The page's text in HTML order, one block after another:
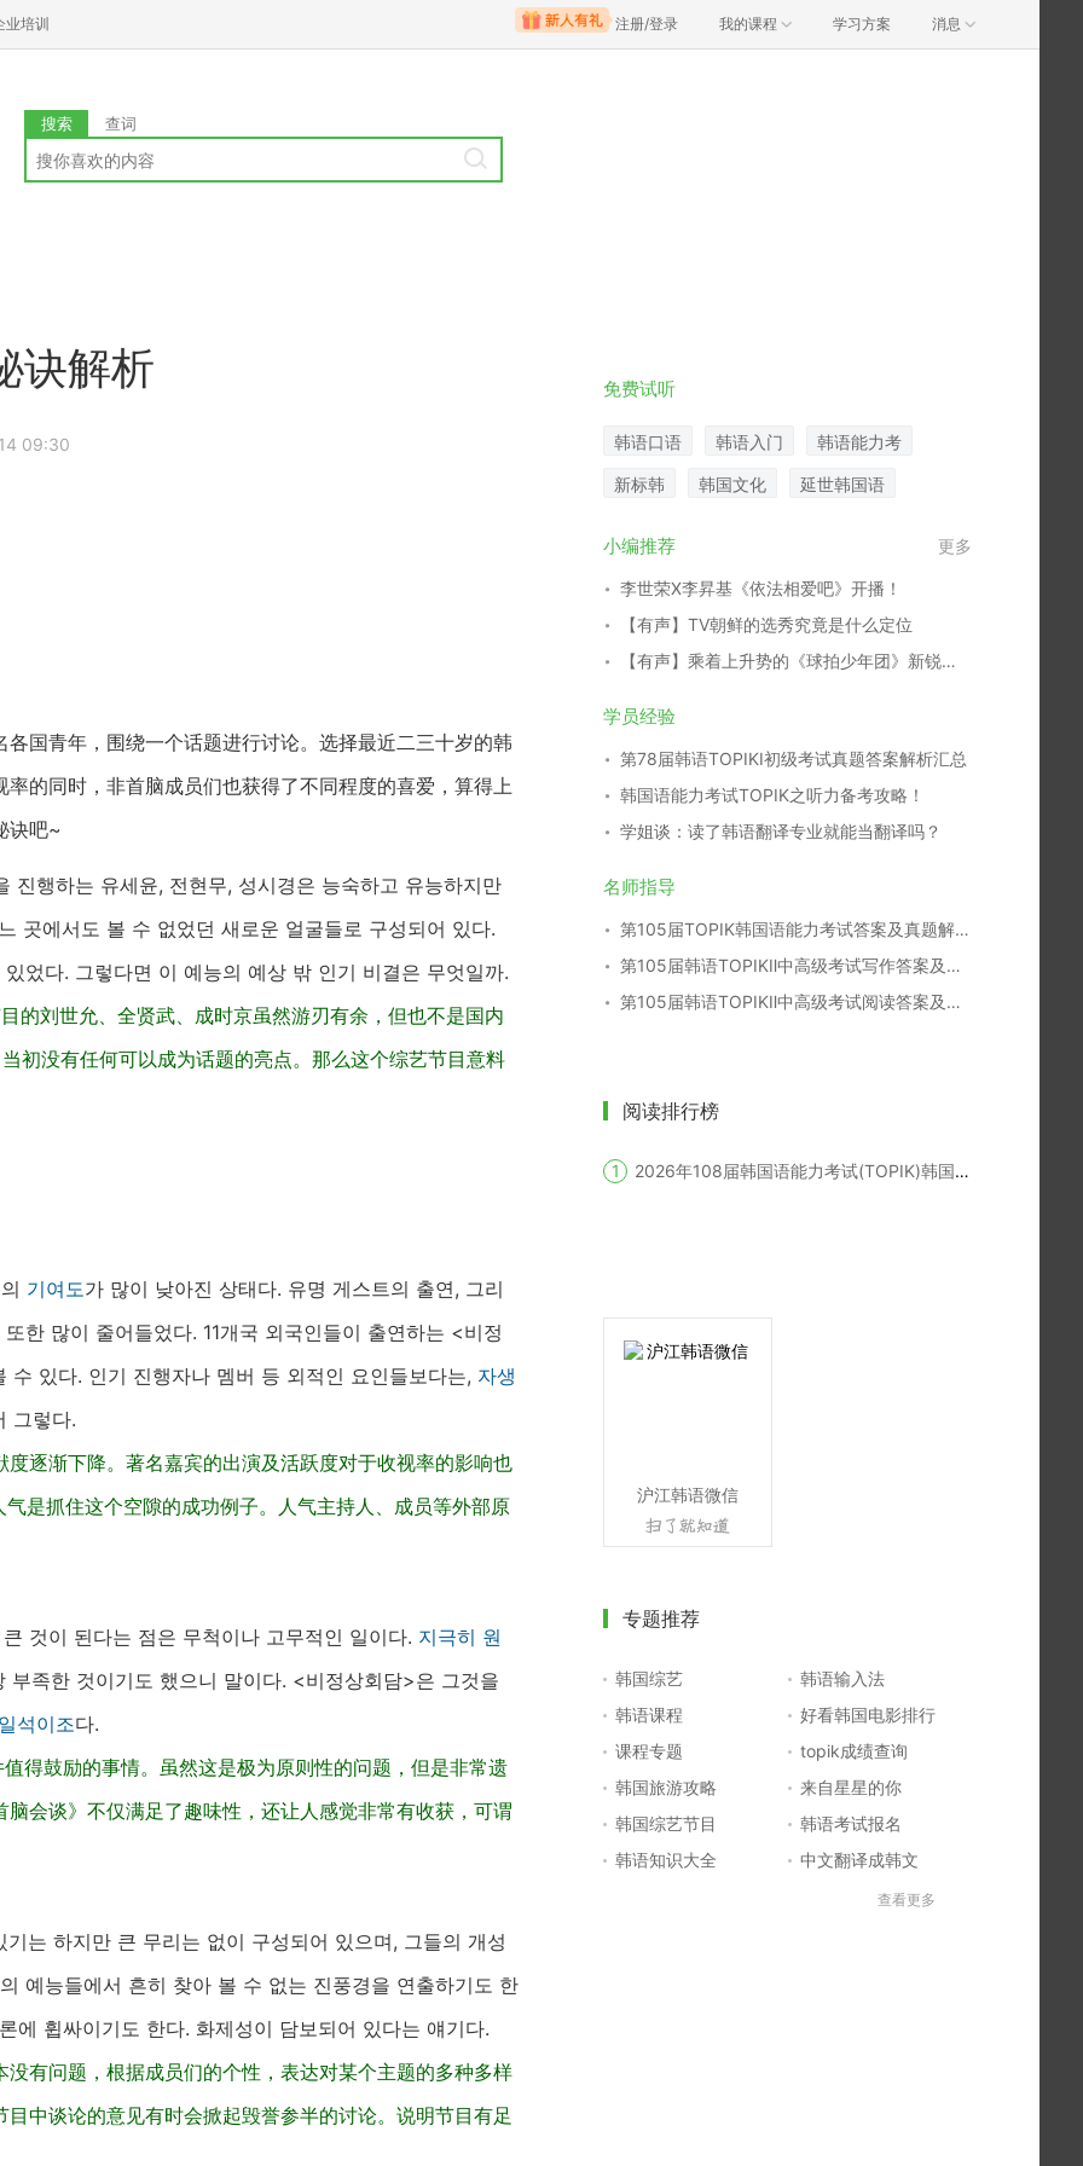
业培训 注册/登录 我的课程 学习方案 消息
搜索 查词
诀解析
09:30
国青年，围绕一个话题进行讨论。选择最近二三十岁的韩
的同时，非首脑成员们也获得了不同程度的喜爱，算得上
诀吧~
행하는 유세윤, 전현무, 성시경은 능숙하고 유능하지만
곳에서도 볼 수 없었던 새로운 얼굴들로 구성되어 있다.
었다. 그렇다면 이 예능의 예상 밖 인기 비결은 무엇일까.
的刘世允、全贤武、成时京虽然游刃有余，但也不是国内
初没有任何可以成为话题的亮点。那么这个综艺节目意料
기여도가 많이 낮아진 상태다. 유명 게스트의 출연, 그리
한 많이 줄어들었다. 11개국 외국인들이 출연하는 <비정
수 있다. 인기 진행자나 멤버 등 외적인 요인들보다는, 자생
그렇다.
逐渐下降。著名嘉宾的出演及活跃度对于收视率的影响也
是抓住这个空隙的成功例子。人气主持人、成员等外部原
것이 된다는 점은 무척이나 고무적인 일이다. 지극히 원
족한 것이기도 했으니 말이다. <비정상회담>은 그것을
석이조다.
得鼓励的事情。虽然这是极为原则性的问题，但是非常遗
会谈》不仅满足了趣味性，还让人感觉非常有收获，可谓
는 하지만 큰 무리는 없이 구성되어 있으며, 그들의 개성
예능들에서 흔히 찾아 볼 수 없는 진풍경을 연출하기도 한
에 휩싸이기도 한다. 화제성이 담보되어 있다는 얘기다.
有问题，根据成员们的个性，表达对某个主题的多种多样
中谈论的意见有时会掀起毁誉参半的讨论。说明节目有足
免费试听
韩语口语 韩语入门 韩语能力考
新标韩 韩国文化 延世韩国语
小编推荐 更多
李世荣X李昇基《依法相爱吧》开播！
【有声】TV朝鲜的选秀究竟是什么定位
【有声】乘着上升势的《球拍少年团》新锐演员们
学员经验
第78届韩语TOPIKⅠ初级考试真题答案解析汇总
韩国语能力考试TOPIK之听力备考攻略！
学姐谈：读了韩语翻译专业就能当翻译吗？
名师指导
第105届TOPIK韩国语能力考试答案及真题解析汇总
第105届韩语TOPIKⅡ中高级考试写作答案及真题解析
第105届韩语TOPIKⅡ中高级考试阅读答案及真题解析
阅读排行榜
2026年108届韩国语能力考试(TOPIK)韩国报名时间
沪江韩语微信
专题推荐
韩国综艺
韩语输入法
韩语课程
好看韩国电影排行
课程专题
topik成绩查询
韩国旅游攻略
来自星星的你
韩国综艺节目
韩语考试报名
韩语知识大全
中文翻译成韩文
查看更多